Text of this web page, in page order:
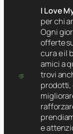
I Love
per chi
Ogni
offerte
cura e il
amici a
trovi
prodotti,
e